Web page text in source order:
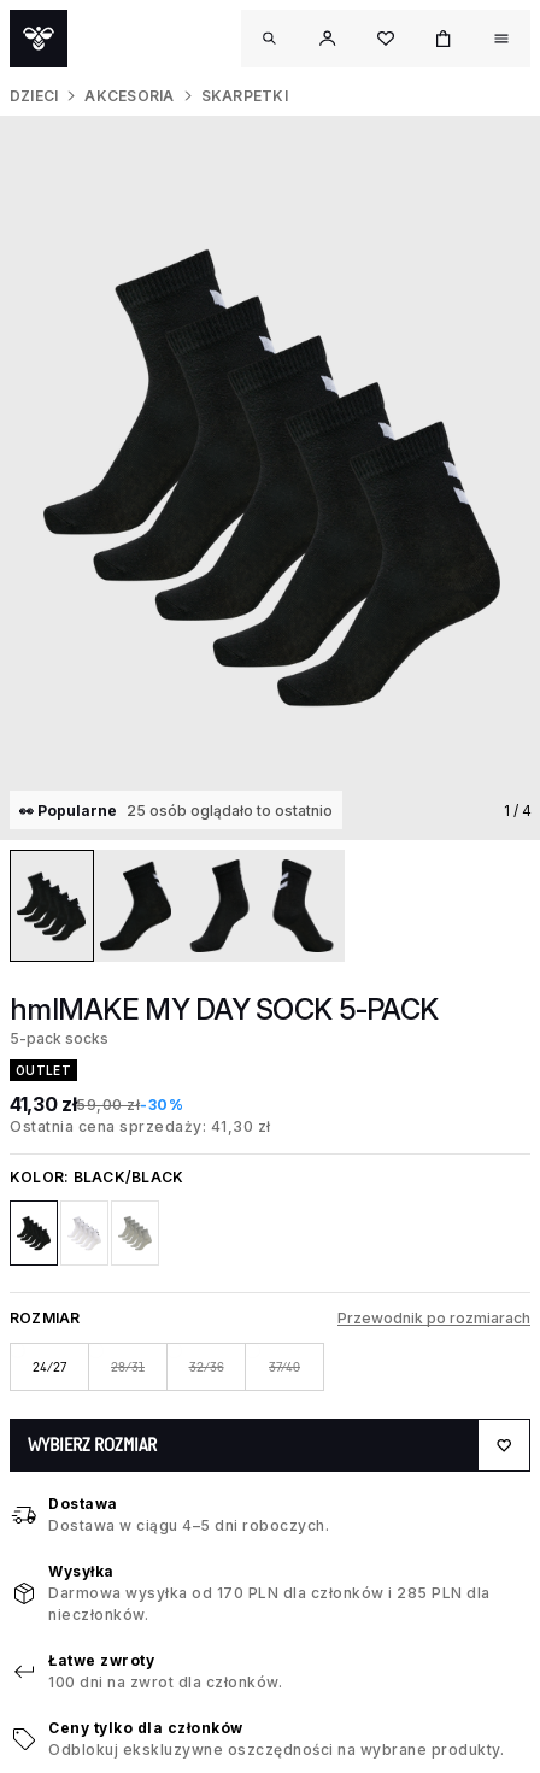
DZIECI AKCESORIA SKARPETKI
👀 Popularne 25 osób oglądało to ostatnio 1 / 4
hmlMAKE MY DAY SOCK 5-PACK
5-pack socks
OUTLET
41,30 zł59,00 zł-30%
Ostatnia cena sprzedaży: 41,30 zł
KOLOR: BLACK/BLACK
ROZMIAR Przewodnik po rozmiarach
24/27 28/31 32/36 37/40
WYBIERZ ROZMIAR
Dostawa
Dostawa w ciągu 4–5 dni roboczych.
Wysyłka
Darmowa wysyłka od 170 PLN dla członków i 285 PLN dla
nieczłonków.
Łatwe zwroty
100 dni na zwrot dla członków.
Ceny tylko dla członków
Odblokuj ekskluzywne oszczędności na wybrane produkty.